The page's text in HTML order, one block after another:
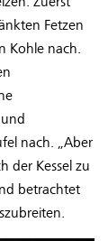
Fetzen
Kohle nach.
nach. „Aber
der Kessel zu
betrachtet